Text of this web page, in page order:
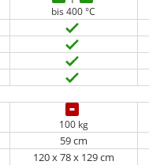
bis 400 °C
100 kg
59 cm
120 x 78 x 129 cm